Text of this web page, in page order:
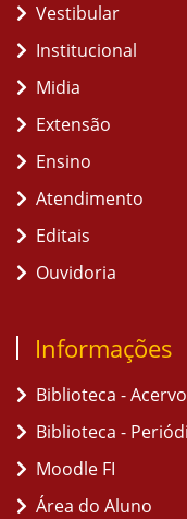
Vestibular
Institucional
Midia
Extensão
Ensino
Atendimento
Editais
Ouvidoria
Informações
Biblioteca -
Biblioteca -
Moodle FI
Área do Aluno